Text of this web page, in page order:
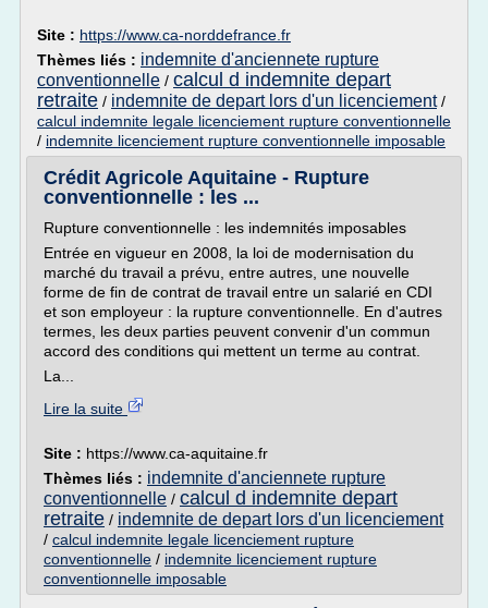
Site : https://www.ca-norddefrance.fr
Thèmes liés : indemnite d'anciennete rupture
conventionnelle / calcul d indemnite depart
retraite / indemnite de depart lors d'un licenciement/
calcul indemnite legale licenciement rupture conventionnelle
/ indemnite licenciement rupture conventionnelle imposable
Crédit Agricole Aquitaine - Rupture
conventionnelle : les ...
Rupture conventionnelle : les indemnités imposables
Entrée en vigueur en 2008, la loi de modernisation du
marché du travail a prévu, entre autres, une nouvelle
forme de fin de contrat de travail entre un salarié en CDI
et son employeur : la rupture conventionnelle. En d'autres
termes, les deux parties peuvent convenir d'un commun
accord des conditions qui mettent un terme au contrat.
La...
Lire la suite
Site : https://www.ca-aquitaine.fr
Thèmes liés : indemnite d'anciennete rupture
conventionnelle / calcul d indemnite depart
retraite / indemnite de depart lors d'un licenciement
/ calcul indemnite legale licenciement rupture
conventionnelle / indemnite licenciement rupture
conventionnelle imposable